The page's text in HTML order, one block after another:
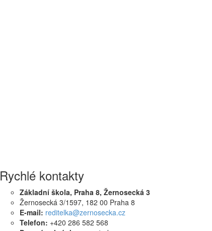
Rychlé kontakty
Základní škola, Praha 8, Žernosecká 3
Žernosecká 3/1597, 182 00 Praha 8
E-mail: reditelka@zernosecka.cz
Telefon: +420 286 582 568